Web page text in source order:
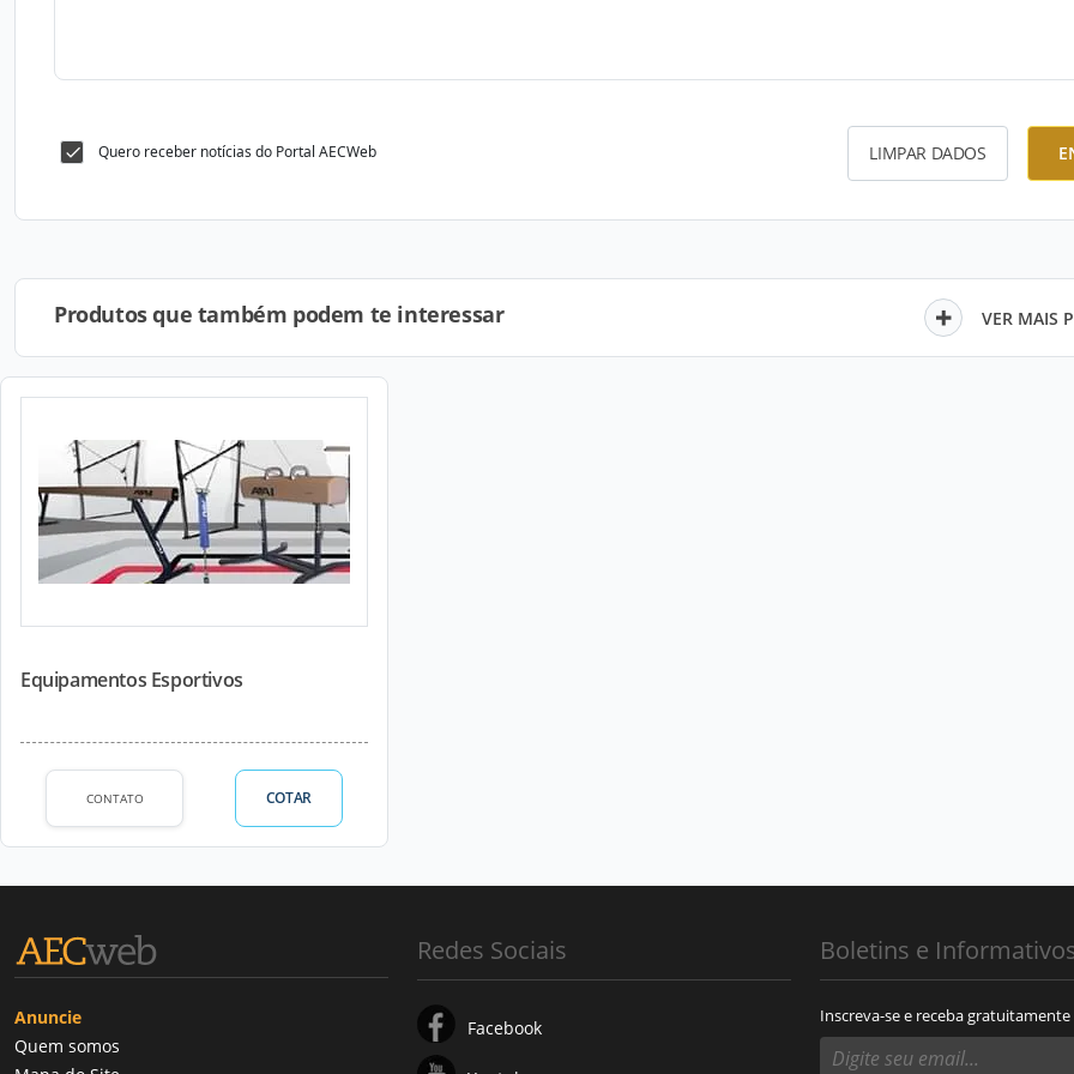
Quero receber notícias do Portal AECWeb LIMPAR DADOS
Produtos que também podem te interessar VER MAIS
Equipamentos Esportivos
CONTATO COTAR
Anuncie
Quem somos
Redes Sociais
Facebook
Boletins e
Inscreva-se e receba gratuitamente